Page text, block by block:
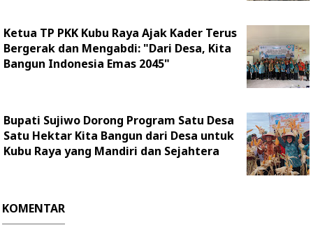
Ketua TP PKK Kubu Raya Ajak Kader Terus
Bergerak dan Mengabdi: "Dari Desa, Kita
Bangun Indonesia Emas 2045"
Bupati Sujiwo Dorong Program Satu Desa
Satu Hektar Kita Bangun dari Desa untuk
Kubu Raya yang Mandiri dan Sejahtera
KOMENTAR